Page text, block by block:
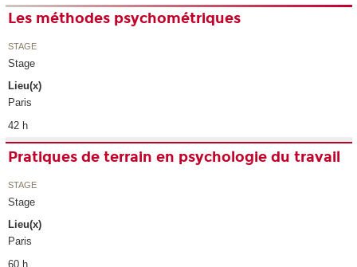
Les méthodes psychométriques
STAGE
Stage
Lieu(x)
Paris
42 h
Pratiques de terrain en psychologie du travail
STAGE
Stage
Lieu(x)
Paris
60 h